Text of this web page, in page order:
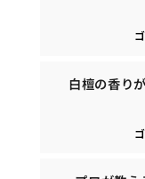
白檀の香り